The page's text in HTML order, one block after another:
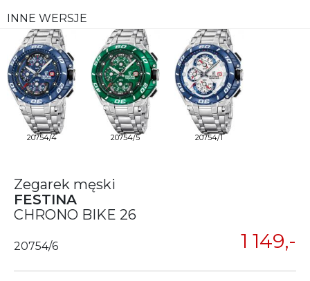
INNE WERSJE
20754/4 20754/5 20754/1
Zegarek męski
FESTINA
CHRONO BIKE 26
20754/6 1 149,-